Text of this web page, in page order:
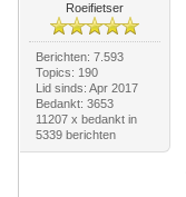
Roeifietser
Berichten: 7.593
Topics: 190
Lid sinds: Apr 2017
Bedankt: 3653
11207 x bedankt in
5339 berichten